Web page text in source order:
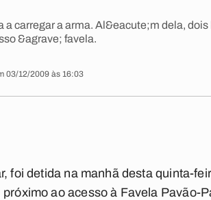
carregar a arma. Al&eacute;m dela,
&agrave; favela.
03/12/2009 às 16:03
foi detida na manhã desta quinta-
ao acesso à Favela Pavão-